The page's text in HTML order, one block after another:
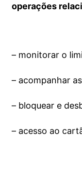
operações
– monitorar o
– acompanhar
– bloquear e
– acesso ao